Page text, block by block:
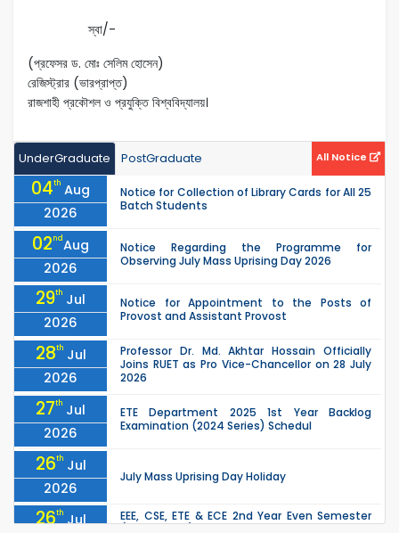
স্বা/-
(প্রফেসর ড. মোঃ সেলিম হোসেন)
রেজিস্ট্রার (ভারপ্রাপ্ত)
রাজশাহী প্রকৌশল ও প্রযুক্তি বিশ্ববিদ্যালয়।
UnderGraduate PostGraduate All Notice
04th Aug
2026
Notice for Collection of Library Cards for All 25
Batch Students
02ndAug
2026
Notice Regarding the Programme for
Observing July Mass Uprising Day 2026
29th Jul
2026
Notice for Appointment to the Posts of
Provost and Assistant Provost
28th Jul
2026
Professor Dr. Md. Akhtar Hossain Officially
Joins RUET as Pro Vice-Chancellor on 28 July
2026
27th Jul
2026
ETE Department 2025 1st Year Backlog
Examination (2024 Series) Schedul
26th Jul
2026
July Mass Uprising Day Holiday
26th Jul
EEE, CSE, ETE & ECE 2nd Year Even Semester